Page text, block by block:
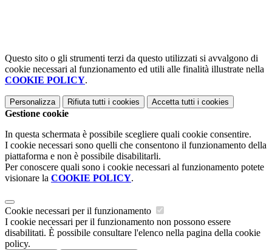
Questo sito o gli strumenti terzi da questo utilizzati si avvalgono di
cookie necessari al funzionamento ed utili alle finalità illustrate nella
COOKIE POLICY.
Personalizza Rifiuta tutti i cookies Accetta tutti i cookies
Gestione cookie
In questa schermata è possibile scegliere quali cookie consentire.
I cookie necessari sono quelli che consentono il funzionamento della
piattaforma e non è possibile disabilitarli.
Per conoscere quali sono i cookie necessari al funzionamento potete
visionare la COOKIE POLICY.
Cookie necessari per il funzionamento
I cookie necessari per il funzionamento non possono essere
disabilitati. È possibile consultare l'elenco nella pagina della cookie
policy.